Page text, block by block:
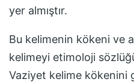
yer almıştır.
Bu kelimenin kökeni ve
kelimeyi etimoloji
Vaziyet kelime kökenini